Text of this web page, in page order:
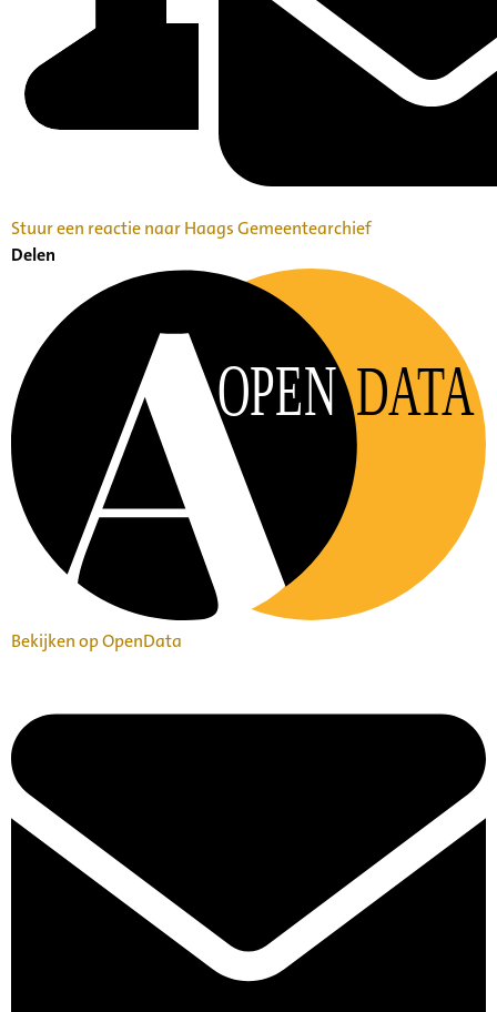
Stuur een reactie naar Haags Gemeentearchief
Delen
OPEN DATA
Bekijken op OpenData